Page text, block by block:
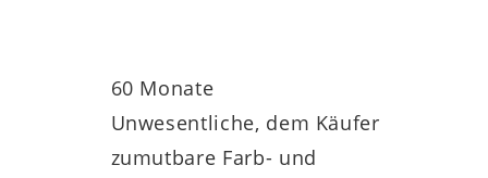
deinen Einrichtungsstil anpassen. Du
zu deinem Wohnkonzept passt –
60 Monate
Unwesentliche, dem Käufer
zumutbare Farb- und